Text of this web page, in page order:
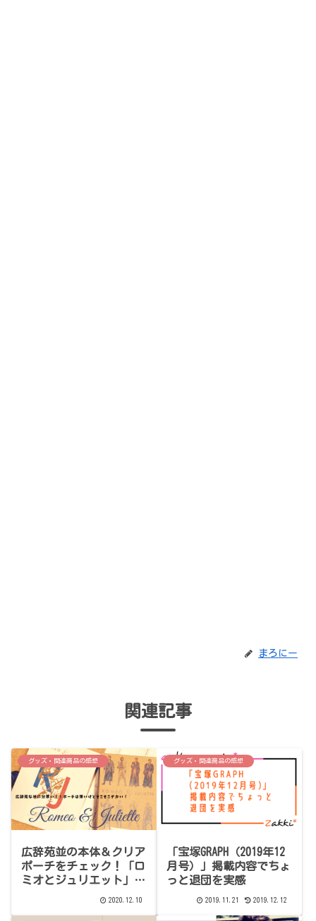
まろにー
関連記事
グッズ・関連商品の感想
広辞苑並の本体＆クリア
ポーチをチェック！「ロ
ミオとジュリエット」
2020.12.10
グッズ・関連商品の感想
「宝塚GRAPH（2019年12
月号）」掲載内容でちょ
っと退団を実感
2019.11.21 2019.12.12